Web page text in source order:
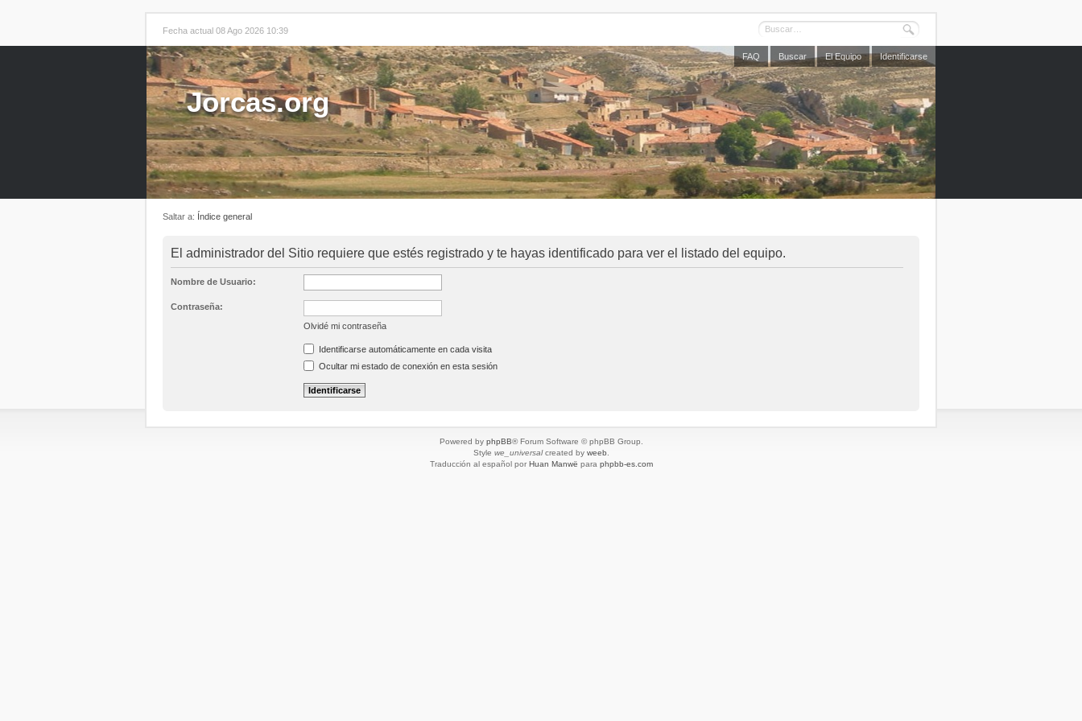
Fecha actual 08 Ago 2026 10:39
FAQ Buscar El Equipo Identificarse
Jorcas.org
Saltar a: Índice general
El administrador del Sitio requiere que estés registrado y te hayas identificado para ver el listado del equipo.
Nombre de Usuario:
Contraseña:
Olvidé mi contraseña
Identificarse automáticamente en cada visita
Ocultar mi estado de conexión en esta sesión
Powered by phpBB® Forum Software © phpBB Group.
Style we_universalcreated by weeb
Traducción al español por Huan Manwë para phpbb-es.com